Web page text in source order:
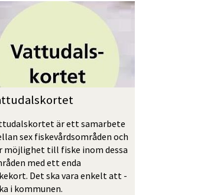
är ett samarbete
sex fiskevårdsområden och
möjlighet till fiske inom dessa
med ett enda
Det ska vara enkelt att
i kommunen.